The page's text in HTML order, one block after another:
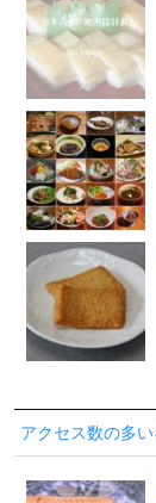
アクセス数の多い